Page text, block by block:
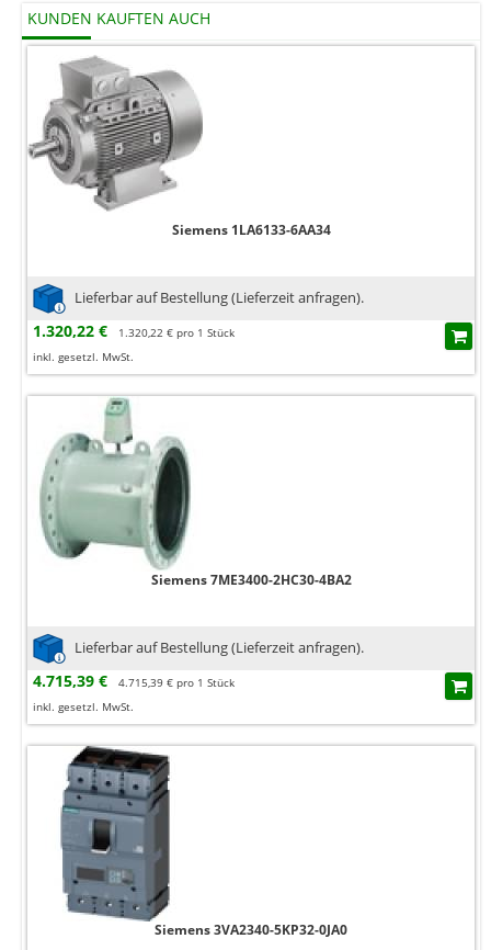
KUNDEN KAUFTEN AUCH
Siemens 1LA6133-6AA34
Lieferbar auf Bestellung (Lieferzeit anfragen).
1.320,22 €
1.320,22 € pro 1 Stück
inkl. gesetzl. MwSt.
Siemens 7ME3400-2HC30-4BA2
Lieferbar auf Bestellung (Lieferzeit anfragen).
4.715,39 €
4.715,39 € pro 1 Stück
inkl. gesetzl. MwSt.
Siemens 3VA2340-5KP32-0JA0